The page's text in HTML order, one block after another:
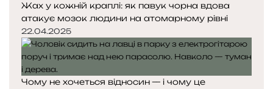
Жах у кожній краплі: як павук чорна вдова
атакує мозок людини на атомарному рівні
22.04.2025
Чому не хочеться відносин — і чому це